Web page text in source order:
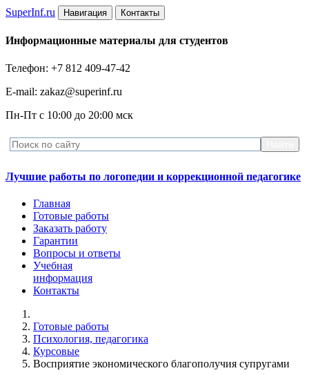
SuperInf.ru Навигация Контакты
Информационные материалы для студентов
Телефон: +7 812 409-47-42
E-mail: zakaz@superinf.ru
Пн-Пт с 10:00 до 20:00 мск
Лучшие работы по логопедии и коррекционной педагогике
Главная
Готовые работы
Заказать работу
Гарантии
Вопросы и ответы
Учебная
информация
Контакты
Готовые работы
Психология, педагогика
Курсовые
Восприятие экономического благополучия супругами